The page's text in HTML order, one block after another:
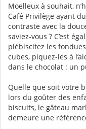
Moelleux à souhait,
Café Privilège ayant
contraste avec la
saviez-vous ? C’est
plébiscitez les
cubes, piquez-les à
dans le chocolat : un
Quelle que soit votre
lors du goûter des
biscuits, le gâteau
demeure une